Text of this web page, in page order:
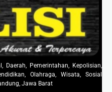
Daerah, Pemerintahan, Kepolisian,
Olahraga, Wisata, Sosial
Jawa Barat